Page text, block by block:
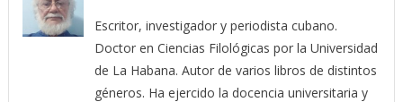
Escritor, investigador y periodista cubano.
Doctor en Ciencias Filológicas por la Universidad
de La Habana. Autor de varios libros de distintos
géneros. Ha ejercido la docencia universitaria y